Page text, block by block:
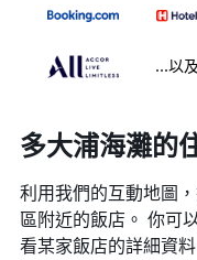
...以
多大浦海灘的
利用我們的互動地圖
區附近的飯店。 你可
看某家飯店的詳細資料